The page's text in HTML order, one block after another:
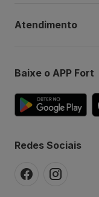
Atendimento
Baixe o APP Fort
Redes Sociais